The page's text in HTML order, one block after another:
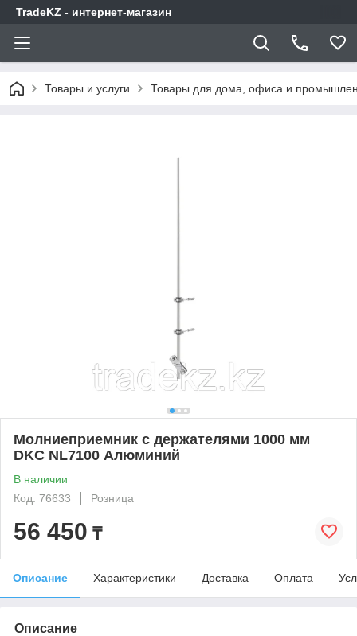
TradeKZ - интернет-магазин
Товары и услуги Товары для дома, офиса и
Молниеприемник с держателями 1000 мм
DKC NL7100 Алюминий
В наличии
Код: 76633
Розница
56 450 ₸
Описание Характеристики Доставка Оплата
Описание